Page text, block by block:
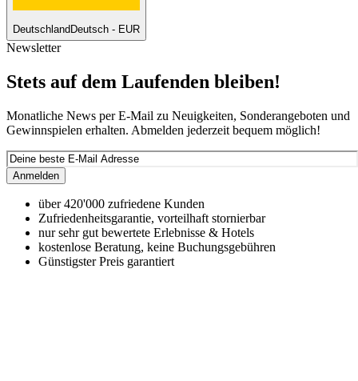
Deutschland Deutsch - EUR
Newsletter
Stets auf dem Laufenden bleiben!
Monatliche News per E-Mail zu Neuigkeiten, Sonderangeboten und
Gewinnspielen erhalten. Abmelden jederzeit bequem möglich!
Anmelden
über 420'000 zufriedene Kunden
Zufriedenheitsgarantie, vorteilhaft stornierbar
nur sehr gut bewertete Erlebnisse & Hotels
kostenlose Beratung, keine Buchungsgebühren
Günstigster Preis garantiert